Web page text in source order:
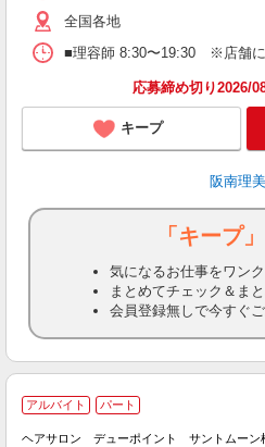
全国各地
■理容師 8:30〜19:30 ※店舗
応募締め切り2026/
キープ
阪南理
「キープ
気になるお仕事をワン
まとめてチェック＆ま
会員登録無しで今すぐ
アルバイト パート
ヘアサロン デューポイント サントムーン